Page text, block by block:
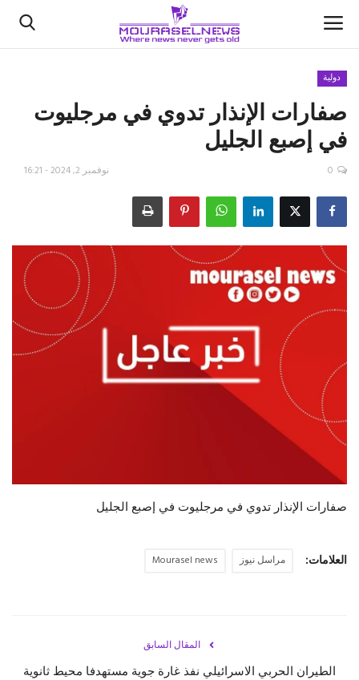
الأخبار
كتّابنا
اقتصاد
علوم وتكنولوجيا
رياضة
حياة
دولية
صفارات الإنذار تدوي في مرجليوت
في إصبع الجليل
نوفمبر 2, 2024 - 16:21 0
صفارات الإنذار تدوي في مرجليوت في إصبع الجليل
العلامات: مراسل نيوز Mourasel news
المقال السابق
الطيران الحربي الاسرائيلي نفذ غارة جوية مستهدفا محيط ثانوية